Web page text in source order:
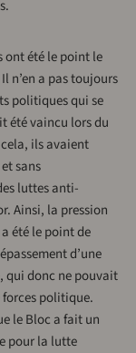
ont été le point le
n’en a pas toujours
politiques qui se
été vaincu lors du
ils avaient
sans
luttes anti-
Ainsi, la pression
été le point de
d’une
qui donc ne pouvait
forces politique.
le Bloc a fait un
pour la lutte